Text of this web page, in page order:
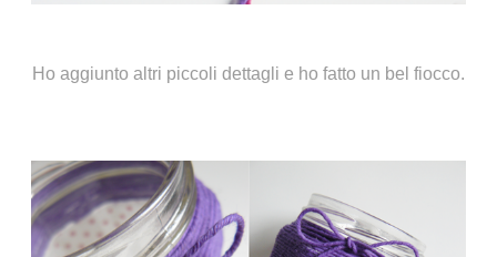
Ho aggiunto altri piccoli dettagli e ho fatto un bel fiocco.